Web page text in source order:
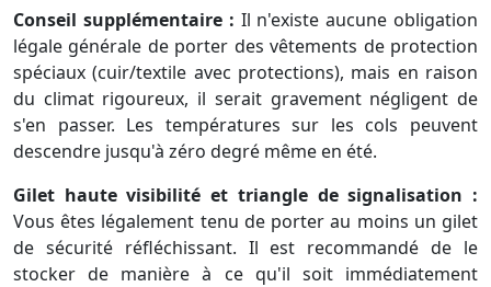
Conseil supplémentaire : Il n'existe aucune obligation
légale générale de porter des vêtements de protection
spéciaux (cuir/textile avec protections), mais en raison
du climat rigoureux, il serait gravement négligent de
s'en passer. Les températures sur les cols peuvent
descendre jusqu'à zéro degré même en été.
Gilet haute visibilité et triangle de signalisation :
Vous êtes légalement tenu de porter au moins un gilet
de sécurité réfléchissant. Il est recommandé de le
stocker de manière à ce qu'il soit immédiatement